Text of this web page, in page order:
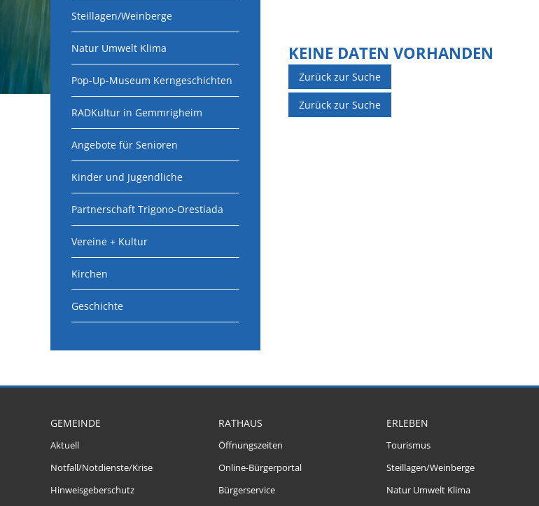
Steillagen/Weinberge
Natur Umwelt Klima
Pop-Up-Museum Kerngeschichten
RADKultur in Gemmrigheim
Angebote für Senioren
Kinder und Jugendliche
Partnerschaft Trigono-Orestiada
Vereine + Kultur
Kirchen
Geschichte
KEINE DATEN VORHANDEN
Zurück zur Suche
Zurück zur Suche
GEMEINDE
Aktuell
Notfall/Notdienste/Krise
Hinweisgeberschutz
RATHAUS
Öffnungszeiten
Online-Bürgerportal
Bürgerservice
ERLEBEN
Tourismus
Steillagen/Weinberge
Natur Umwelt Klima